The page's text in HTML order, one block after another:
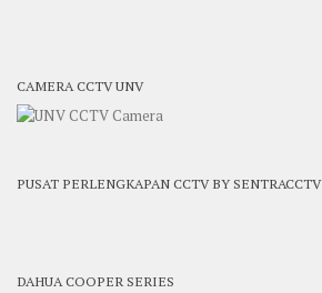
CAMERA CCTV UNV
PUSAT PERLENGKAPAN CCTV BY SENTRACCTV
DAHUA COOPER SERIES